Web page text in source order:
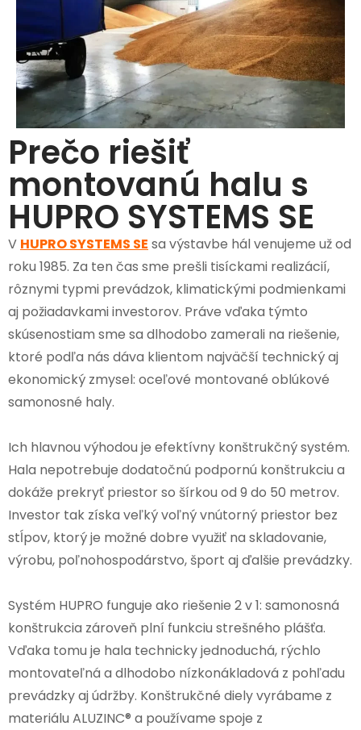
Prečo riešiť
montovanú halu s
HUPRO SYSTEMS SE
V HUPRO SYSTEMS SE sa výstavbe hál venujeme už od
roku 1985. Za ten čas sme prešli tisíckami realizácií,
rôznymi typmi prevádzok, klimatickými podmienkami
aj požiadavkami investorov. Práve vďaka týmto
skúsenostiam sme sa dlhodobo zamerali na riešenie,
ktoré podľa nás dáva klientom najväčší technický aj
ekonomický zmysel: oceľové montované oblúkové
samonosné haly.
Ich hlavnou výhodou je efektívny konštrukčný systém.
Hala nepotrebuje dodatočnú podpornú konštrukciu a
dokáže prekryť priestor so šírkou od 9 do 50 metrov.
Investor tak získa veľký voľný vnútorný priestor bez
stĺpov, ktorý je možné dobre využiť na skladovanie,
výrobu, poľnohospodárstvo, šport aj ďalšie prevádzky.
Systém HUPRO funguje ako riešenie 2 v 1: samonosná
konštrukcia zároveň plní funkciu strešného plášťa.
Vďaka tomu je hala technicky jednoduchá, rýchlo
montovateľná a dlhodobo nízkonákladová z pohľadu
prevádzky aj údržby. Konštrukčné diely vyrábame z
materiálu ALUZINC® a používame spoje z